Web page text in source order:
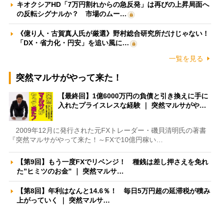
キオクシアHD「7万円割れからの急反発」は再びの上昇局面へ
の反転シグナルか？ 市場のムー…
《億り人・古賀真人氏が厳選》野村総合研究所だけじゃない！
「DX・省力化・円安」を追い風に…
一覧を見る
突然マルサがやって来た！
【最終回】1億6000万円の負債と引き換えに手に
入れたプライスレスな経験 ｜ 突然マルサがや…
2009年12月に発行された元FXトレーダー・磯貝清明氏の著書
『突然マルサがやって来た！～FXで10億円稼い…
【第9回】もう一度FXでリベンジ！ 種銭は差し押さえを免れ
た”ヒミツのお金” ｜ 突然マルサ…
【第8回】年利はなんと14.6％！ 毎日5万円超の延滞税が積み
上がっていく ｜ 突然マルサ…